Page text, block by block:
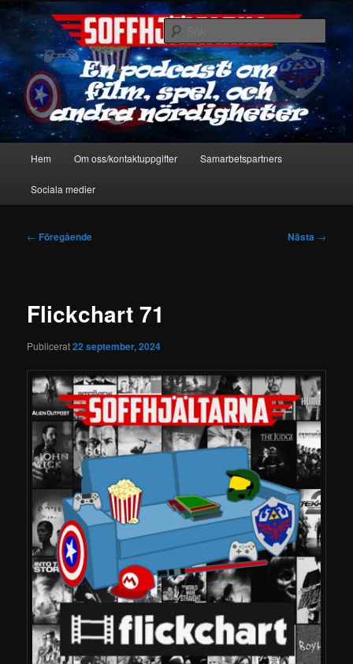
Hoppa
primärt
innehållSoffhjältarna
En podcast om film, spel & andra nördigheter
Sök
Hem Om oss/kontaktuppgifter Samarbetspartners
Sociala medier
Inläggsnavigering
← Föregående Nästa →
Flickchart 71
Publicerat22 september, 2024